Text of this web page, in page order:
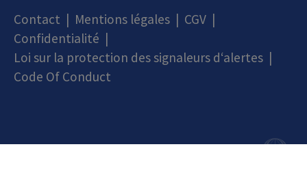
Contact Mentions légales CGV
Confidentialité
Loi sur la protection des signaleurs d‘alertes
Code Of Conduct